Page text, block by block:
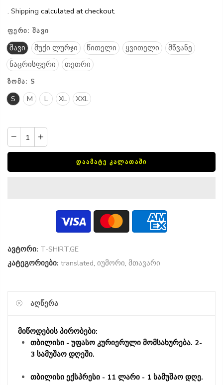
. Shipping calculated at checkout.
ᲤᲔᲠᲘ: ᲨᲐᲕᲘ
შავი მუქი ლურჯი წითელი ყვითელი
მწვანე
ნაცრისფერი
თეთრი
ᲖᲝᲛᲐ: S
S M L XL XXL
ᲓᲐᲐᲛᲐᲢᲔ ᲙᲐᲚᲐᲗᲐᲨᲘ
ავტორი: T-SHIRT.GE
კატეგორიები: translated, იუმორი, მთავარი
ᲐᲦᲬᲔᲠᲐ
მიწოდების პირობები:
თბილისი - უფასო კურიერული მომსახურება. 2-
3 სამუშაო დღეში.
თბილისი ექსპრესი - 11 ლარი - 1 სამუშაო დღე.